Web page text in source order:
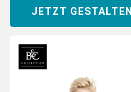
JETZT GESTALTEN